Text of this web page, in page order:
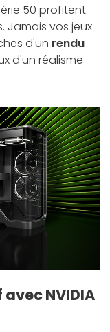
50 profitent
Jamais vos jeux
d'un rendu
d'un réalisme
NVIDIA